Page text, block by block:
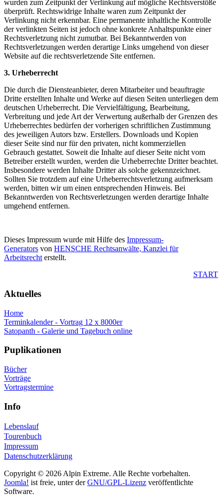
wurden zum Zeitpunkt der Verlinkung auf mögliche Rechtsverstöße
überprüft. Rechtswidrige Inhalte waren zum Zeitpunkt der
Verlinkung nicht erkennbar. Eine permanente inhaltliche Kontrolle
der verlinkten Seiten ist jedoch ohne konkrete Anhaltspunkte einer
Rechtsverletzung nicht zumutbar. Bei Bekanntwerden von
Rechtsverletzungen werden derartige Links umgehend von dieser
Website auf die rechtsverletzende Site entfernen.
3. Urheberrecht
Die durch die Diensteanbieter, deren Mitarbeiter und beauftragte
Dritte erstellten Inhalte und Werke auf diesen Seiten unterliegen dem
deutschen Urheberrecht. Die Vervielfältigung, Bearbeitung,
Verbreitung und jede Art der Verwertung außerhalb der Grenzen des
Urheberrechtes bedürfen der vorherigen schriftlichen Zustimmung
des jeweiligen Autors bzw. Erstellers. Downloads und Kopien
dieser Seite sind nur für den privaten, nicht kommerziellen
Gebrauch gestattet. Soweit die Inhalte auf dieser Seite nicht vom
Betreiber erstellt wurden, werden die Urheberrechte Dritter beachtet.
Insbesondere werden Inhalte Dritter als solche gekennzeichnet.
Sollten Sie trotzdem auf eine Urheberrechtsverletzung aufmerksam
werden, bitten wir um einen entsprechenden Hinweis. Bei
Bekanntwerden von Rechtsverletzungen werden derartige Inhalte
umgehend entfernen.
Dieses Impressum wurde mit Hilfe des Impressum-
Generators von HENSCHE Rechtsanwälte, Kanzlei für
Arbeitsrecht erstellt.
START
Aktuelles
Home
Terminkalender - Vortrag 12 x 8000er
Satopanth - Galerie und Tagebuch online
Puplikationen
Bücher
Vorträge
Vortragstermine
Info
Lebenslauf
Tourenbuch
Impressum
Datenschutzerklärung
Copyright © 2026 Alpin Extreme. Alle Rechte vorbehalten.
Joomla! ist freie, unter derGNU/GPL-Lizenz veröffentlichte
Software.